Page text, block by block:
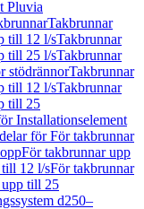
Pluvia
Takbrunnar
till 12 l/sTakbrunnar
till 25 l/sTakbrunnar
stödrännorTakbrunnar
till 12 l/sTakbrunnar
till 25
Installationselement
för För takbrunnar
För takbrunnar upp
till 12 l/sFör takbrunnar
upp till 25
d250–